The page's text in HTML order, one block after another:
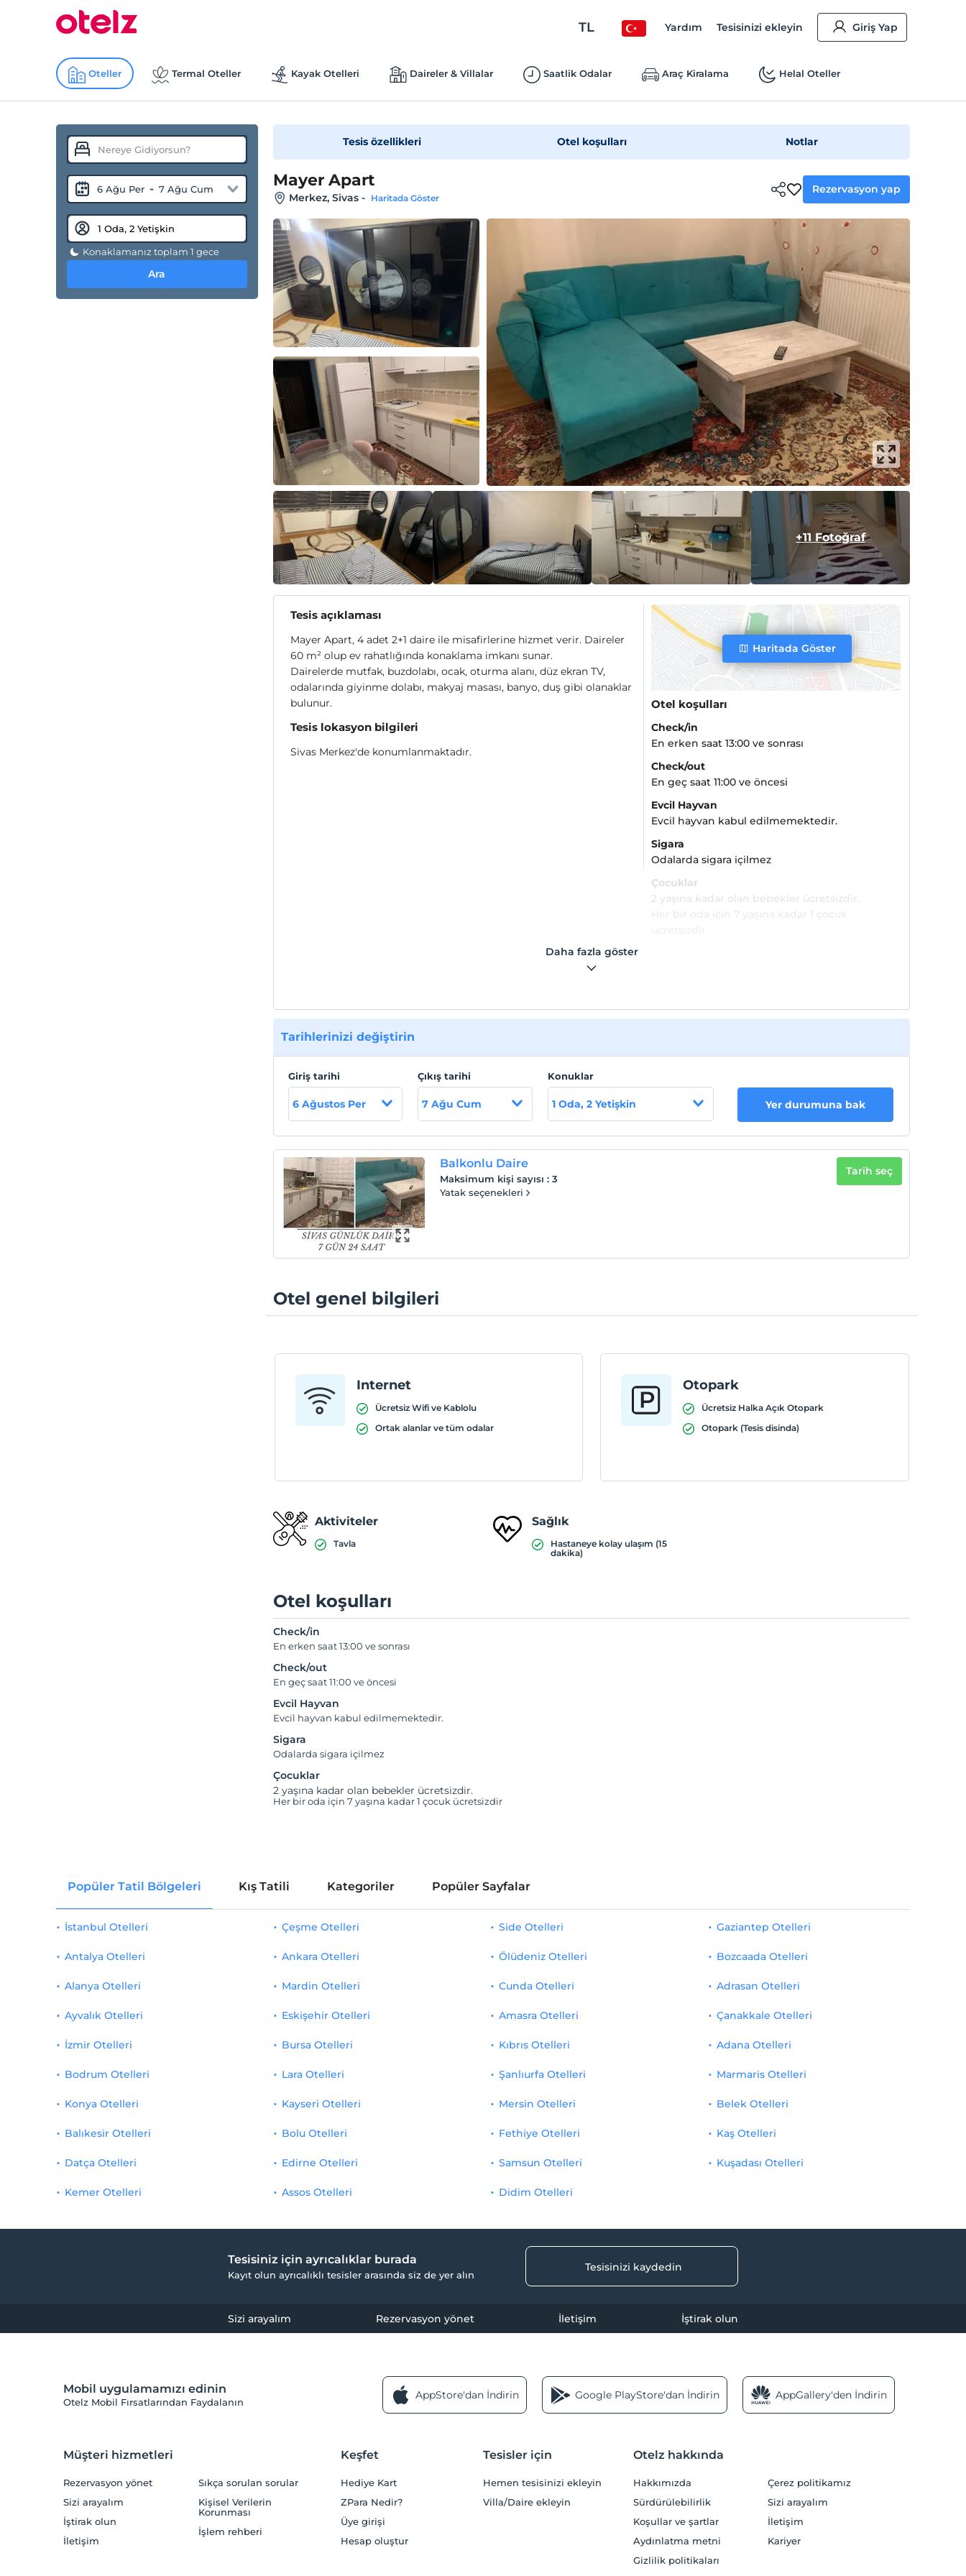
TL Yardım Tesisinizi ekleyin Giriş Yap
Oteller Termal Oteller Kayak Otelleri Daireler & Villalar Saatlik Odalar Araç Kiralama Helal Oteller
6 Ağu Per - 7 Ağu Cum
Konaklamanız toplam 1 gece
Ara
Tesis özellikleri Otel koşulları Notlar
Mayer Apart
Merkez, Sivas- Haritada Göster
Rezervasyon yap
+11 Fotoğraf
Tesis açıklaması
Mayer Apart, 4 adet 2+1 daire ile misafirlerine hizmet verir. Daireler
60 m² olup ev rahatlığında konaklama imkanı sunar.
Dairelerde mutfak, buzdolabı, ocak, oturma alanı, düz ekran TV,
odalarında giyinme dolabı, makyaj masası, banyo, duş gibi olanaklar
bulunur.
Tesis lokasyon bilgileri
Sivas Merkez'de konumlanmaktadır.
Haritada Göster
Otel koşulları
Check/in
En erken saat 13:00 ve sonrası
Check/out
En geç saat 11:00 ve öncesi
Evcil Hayvan
Evcil hayvan kabul edilmemektedir.
Sigara
Odalarda sigara içilmez
Çocuklar
2 yaşına kadar olan bebekler ücretsizdir.
Daha fazla göster
Tarihlerinizi değiştirin
Giriş tarihi
6 Ağustos Per
Çıkış tarihi
7 Ağu Cum
Konuklar
1 Oda, 2 Yetişkin Yer durumuna bak
Balkonlu Daire
Maksimum kişi sayısı :3
Yatak seçenekleri
Tarih seç
Otel genel bilgileri
Internet
Ücretsiz Wifi ve Kablolu
Ortak alanlar ve tüm odalar
Otopark
Ücretsiz Halka Açık Otopark
Otopark (Tesis disinda)
Aktiviteler
Tavla
Sağlık
Hastaneye kolay ulaşım (15
dakika)
Otel koşulları
Check/in
En erken saat 13:00 ve sonrası
Check/out
En geç saat 11:00 ve öncesi
Evcil Hayvan
Evcil hayvan kabul edilmemektedir.
Sigara
Odalarda sigara içilmez
Çocuklar
2 yaşına kadar olan bebekler ücretsizdir.
Her bir oda için 7 yaşına kadar 1 çocuk ücretsizdir
Popüler Tatil Bölgeleri Kış Tatili Kategoriler Popüler Sayfalar
İstanbul Otelleri
Antalya Otelleri
Alanya Otelleri
Ayvalık Otelleri
İzmir Otelleri
Çeşme Otelleri
Ankara Otelleri
Mardin Otelleri
Eskişehir Otelleri
Bursa Otelleri
Side Otelleri
Ölüdeniz Otelleri
Cunda Otelleri
Amasra Otelleri
Kıbrıs Otelleri
Gaziantep Otelleri
Bozcaada Otelleri
Adrasan Otelleri
Çanakkale Otelleri
Adana Otelleri
Bodrum Otelleri
Konya Otelleri
Balıkesir Otelleri
Datça Otelleri
Kemer Otelleri
Lara Otelleri
Kayseri Otelleri
Bolu Otelleri
Edirne Otelleri
Assos Otelleri
Şanlıurfa Otelleri
Mersin Otelleri
Fethiye Otelleri
Samsun Otelleri
Didim Otelleri
Marmaris Otelleri
Belek Otelleri
Kaş Otelleri
Kuşadası Otelleri
Tesisiniz için ayrıcalıklar burada
Kayıt olun ayrıcalıklı tesisler arasında siz de yer alın
Tesisinizi kaydedin
Sizi arayalım Rezervasyon yönet İletişim İştirak olun
Mobil uygulamamızı edinin
Otelz Mobil Fırsatlarından Faydalanın
AppStore'dan İndirin Google PlayStore'dan İndirin AppGallery'den İndirin
Müşteri hizmetleri
Rezervasyon yönet
Sizi arayalım
İştirak olun
İletişim
Sıkça sorulan sorular
Kişisel Verilerin
Korunması
İşlem rehberi
Keşfet
Hediye Kart
ZPara Nedir?
Üye girişi
Hesap oluştur
Tesisler için
Hemen tesisinizi ekleyin
Villa/Daire ekleyin
Otelz hakkında
Hakkımızda
Sürdürülebilirlik
Koşullar ve şartlar
Aydınlatma metni
Gizlilik politikaları
Çerez politikamız
Sizi arayalım
İletişim
Kariyer